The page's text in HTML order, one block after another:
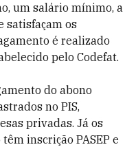
um salário mínimo, a
satisfaçam os
é realizado
pelo Codefat.
do abono
no PIS,
privadas. Já os
inscrição PASEP e